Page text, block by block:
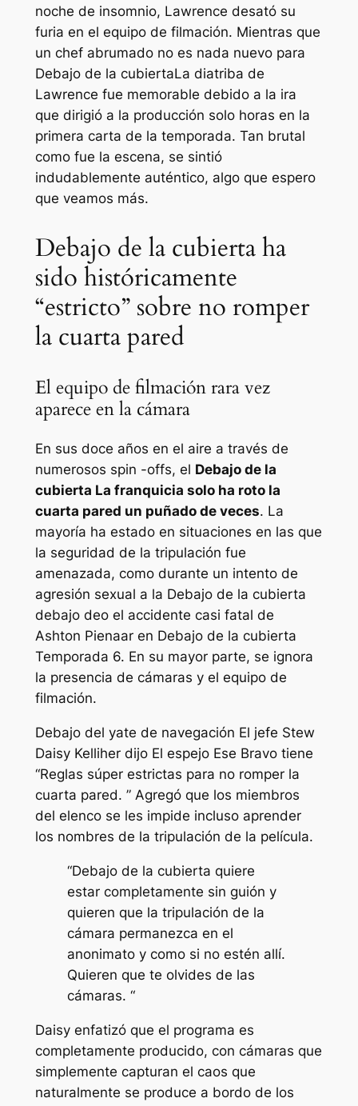
noche de insomnio, Lawrence desató su
furia en el equipo de filmación. Mientras que
un chef abrumado no es nada nuevo para
Debajo de la cubiertaLa diatriba de
Lawrence fue memorable debido a la ira
que dirigió a la producción solo horas en la
primera carta de la temporada. Tan brutal
como fue la escena, se sintió
indudablemente auténtico, algo que espero
que veamos más.
Debajo de la cubierta ha
sido históricamente
“estricto” sobre no romper
la cuarta pared
El equipo de filmación rara vez
aparece en la cámara
En sus doce años en el aire a través de
numerosos spin -offs, el Debajo de la
cubierta La franquicia solo ha roto la
cuarta pared un puñado de veces. La
mayoría ha estado en situaciones en las que
la seguridad de la tripulación fue
amenazada, como durante un intento de
agresión sexual a la Debajo de la cubierta
debajo deo el accidente casi fatal de
Ashton Pienaar en Debajo de la cubierta
Temporada 6. En su mayor parte, se ignora
la presencia de cámaras y el equipo de
filmación.
Debajo del yate de navegación El jefe Stew
Daisy Kelliher dijo El espejoEse Bravo tiene
“Reglas súper estrictas para no romper la
cuarta pared. ” Agregó que los miembros
del elenco se les impide incluso aprender
los nombres de la tripulación de la película.
“Debajo de la cubierta quiere
estar completamente sin guión y
quieren que la tripulación de la
cámara permanezca en el
anonimato y como si no estén allí.
Quieren que te olvides de las
cámaras. “
Daisy enfatizó que el programa es
completamente producido, con cámaras que
simplemente capturan el caos que
naturalmente se produce a bordo de los